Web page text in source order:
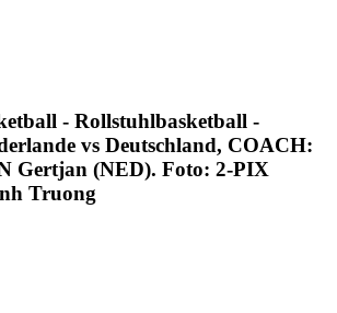
- Rollstuhlbasketball -
vs Deutschland, COACH:
Gertjan (NED). Foto: 2-PIX
Truong